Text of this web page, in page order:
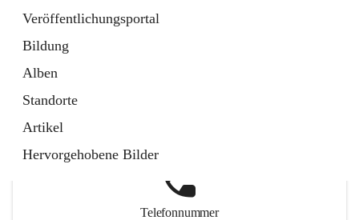
Veröffentlichungsportal
Bildung
Alben
Standorte
Artikel
Hervorgehobene Bilder
Telefonnummer